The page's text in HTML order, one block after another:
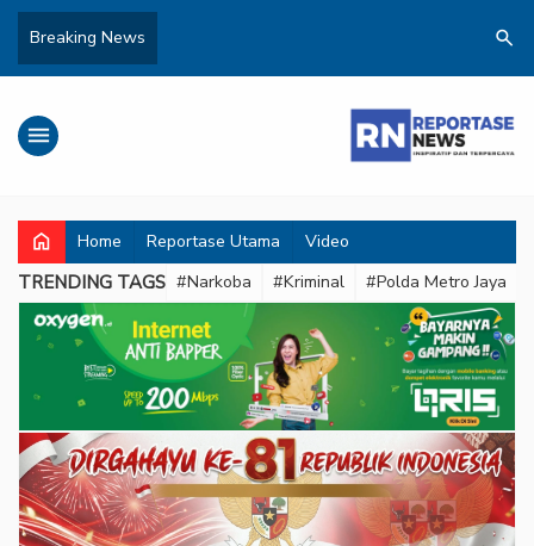
Breaking News search
menu
home Home Reportase Utama Video
TRENDING TAGS #Narkoba #Kriminal #Polda Metro Jaya